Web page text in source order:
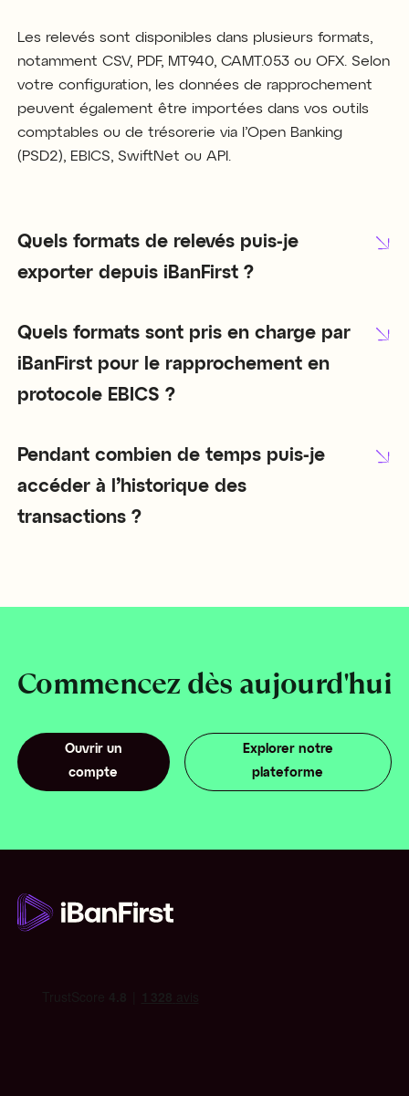
Les relevés sont disponibles dans plusieurs formats,
notamment CSV, PDF, MT940, CAMT.053 ou OFX. Selon
votre configuration, les données de rapprochement
peuvent également être importées dans vos outils
comptables ou de trésorerie via l’Open Banking
(PSD2), EBICS, SwiftNet ou API.
Quels formats de relevés puis-je
exporter depuis iBanFirst ?
Quels formats sont pris en charge par
iBanFirst pour le rapprochement en
protocole EBICS ?
Pendant combien de temps puis-je
accéder à l’historique des
transactions ?
Commencez dès aujourd'hui
Ouvrir un
compte
Explorer notre
plateforme